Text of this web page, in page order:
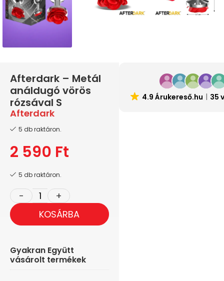
Afterdark – Metál
análdugó vörös
rózsával S
Afterdark
5 db raktáron.
2 590 Ft
5 db raktáron.
KOSÁRBA
Gyakran Együtt
vásárolt termékek
4.9 Árukereső.hu 35